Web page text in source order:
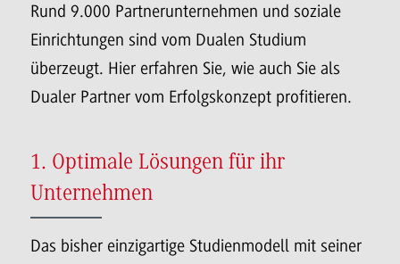
Rund 9.000 Partnerunternehmen und soziale
Einrichtungen sind vom Dualen Studium
überzeugt. Hier erfahren Sie, wie auch Sie als
Dualer Partner vom Erfolgskonzept profitieren.
1. Optimale Lösungen für ihr
Unternehmen
Das bisher einzigartige Studienmodell mit seiner